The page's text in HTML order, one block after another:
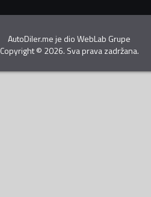
AutoDiler.me je dioWebLab Grupe
Copyright© 2026. Sva prava zadržana.